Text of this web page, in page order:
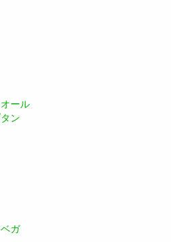
ール
ン
ガ